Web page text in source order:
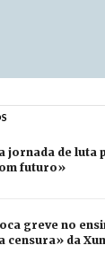
jornada de luta
futuro»
greve no
censura» da